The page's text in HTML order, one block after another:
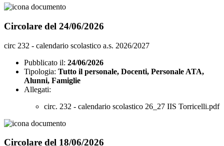
Circolare del 24/06/2026
circ 232 - calendario scolastico a.s. 2026/2027
Pubblicato il: 24/06/2026
Tipologia: Tutto il personale, Docenti, Personale ATA,
Alunni, Famiglie
Allegati:
circ. 232 - calendario scolastico 26_27 IIS Torricelli.pdf
Circolare del 18/06/2026